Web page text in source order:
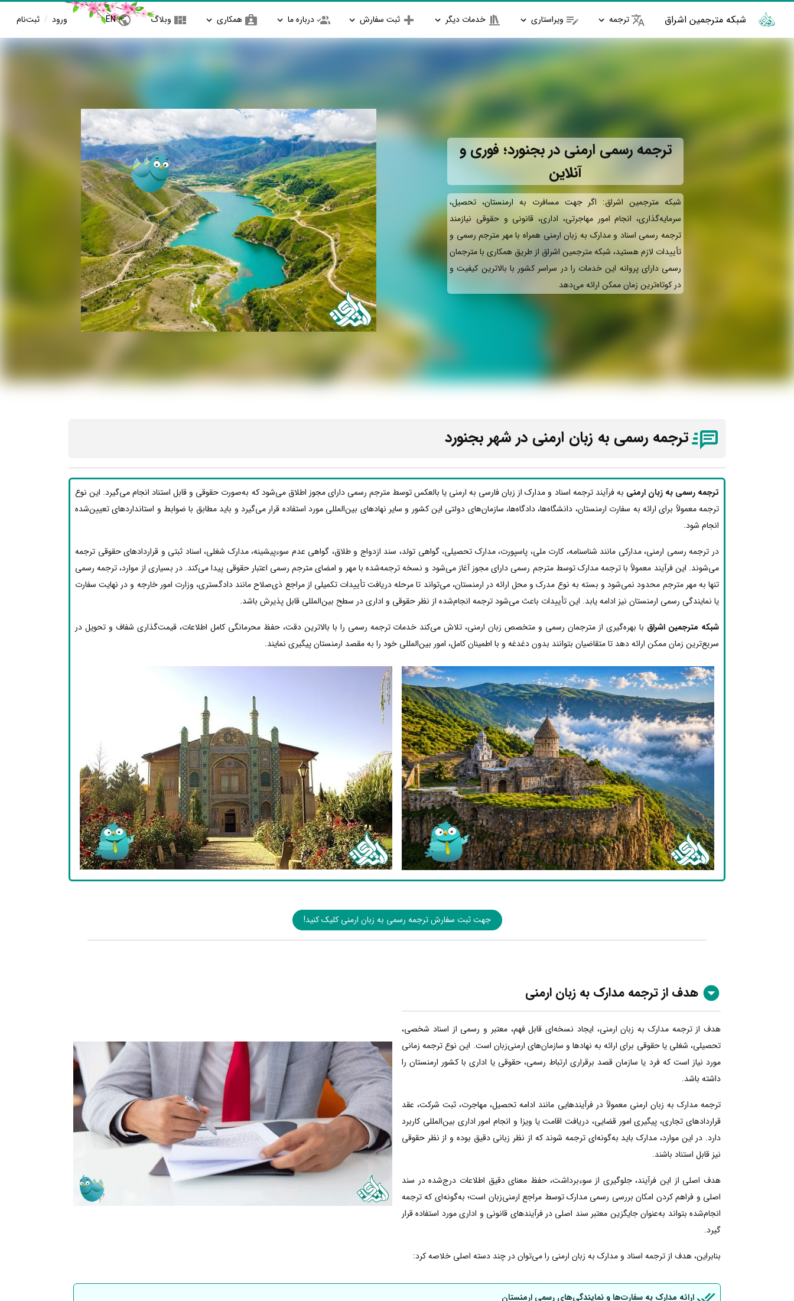
شبکه مترجمین اشراق ترجمه ویراستاری خدمات دیگر ثبت سفارش درباره ما همکاری وبلاگ EN ورود / ثبت‌نام
ترجمه رسمی ارمنی در بجنورد؛ فوری و
آنلاین
شبکه مترجمین اشراق: اگر جهت مسافرت به ارمنستان، تحصیل،
سرمایه‌گذاری، انجام امور مهاجرتی، اداری، قانونی و حقوقی نیازمند
ترجمه رسمی اسناد و مدارک به زبان ارمنی همراه با مهر مترجم رسمی و
تأییدات لازم هستید، شبکه مترجمین اشراق از طریق همکاری با مترجمان
رسمی دارای پروانه این خدمات را در سراسر کشور با بالاترین کیفیت و
در کوتاه‌ترین زمان ممکن ارائه می‌دهد
ترجمه رسمی به زبان ارمنی در شهر بجنورد
ترجمه رسمی به زبان ارمنی به فرآیند ترجمه اسناد و مدارک از زبان فارسی به ارمنی یا بالعکس توسط مترجم رسمی دارای مجوز اطلاق می‌شود که به‌صورت حقوقی و قابل استناد انجام می‌گیرد. این نوع
ترجمه معمولاً برای ارائه به سفارت ارمنستان، دانشگاه‌ها، دادگاه‌ها، سازمان‌های دولتی این کشور و سایر نهادهای بین‌المللی مورد استفاده قرار می‌گیرد و باید مطابق با ضوابط و استانداردهای تعیین‌شده
انجام شود.
در ترجمه رسمی ارمنی، مدارکی مانند شناسنامه، کارت ملی، پاسپورت، مدارک تحصیلی، گواهی تولد، سند ازدواج و طلاق، گواهی عدم سوءپیشینه، مدارک شغلی، اسناد ثبتی و قراردادهای حقوقی ترجمه
می‌شوند. این فرآیند معمولاً با ترجمه مدارک توسط مترجم رسمی دارای مجوز آغاز می‌شود و نسخه ترجمه‌شده با مهر و امضای مترجم رسمی اعتبار حقوقی پیدا می‌کند. در بسیاری از موارد، ترجمه رسمی
تنها به مهر مترجم محدود نمی‌شود و بسته به نوع مدرک و محل ارائه در ارمنستان، می‌تواند تا مرحله دریافت تأییدات تکمیلی از مراجع ذی‌صلاح مانند دادگستری، وزارت امور خارجه و در نهایت سفارت
یا نمایندگی رسمی ارمنستان نیز ادامه یابد. این تأییدات باعث می‌شود ترجمه انجام‌شده از نظر حقوقی و اداری در سطح بین‌المللی قابل پذیرش باشد.
شبکه مترجمین اشراق با بهره‌گیری از مترجمان رسمی و متخصص زبان ارمنی، تلاش می‌کند خدمات ترجمه رسمی را با بالاترین دقت، حفظ محرمانگی کامل اطلاعات، قیمت‌گذاری شفاف و تحویل در
سریع‌ترین زمان ممکن ارائه دهد تا متقاضیان بتوانند بدون دغدغه و با اطمینان کامل، امور بین‌المللی خود را به مقصد ارمنستان پیگیری نمایند.
جهت ثبت سفارش ترجمه رسمی به زبان ارمنی کلیک کنید!
هدف از ترجمه مدارک به زبان ارمنی
هدف از ترجمه مدارک به زبان ارمنی، ایجاد نسخه‌ای قابل فهم، معتبر و رسمی از اسناد شخصی،
تحصیلی، شغلی یا حقوقی برای ارائه به نهادها و سازمان‌های ارمنی‌زبان است. این نوع ترجمه زمانی
مورد نیاز است که فرد یا سازمان قصد برقراری ارتباط رسمی، حقوقی یا اداری با کشور ارمنستان را
داشته باشد.
ترجمه مدارک به زبان ارمنی معمولاً در فرآیندهایی مانند ادامه تحصیل، مهاجرت، ثبت شرکت، عقد
قراردادهای تجاری، پیگیری امور قضایی، دریافت اقامت یا ویزا و انجام امور اداری بین‌المللی کاربرد
دارد. در این موارد، مدارک باید به‌گونه‌ای ترجمه شوند که از نظر زبانی دقیق بوده و از نظر حقوقی
نیز قابل استناد باشند.
هدف اصلی از این فرآیند، جلوگیری از سوءبرداشت، حفظ معنای دقیق اطلاعات درج‌شده در سند
اصلی و فراهم کردن امکان بررسی رسمی مدارک توسط مراجع ارمنی‌زبان است؛ به‌گونه‌ای که ترجمه
انجام‌شده بتواند به‌عنوان جایگزین معتبر سند اصلی در فرآیندهای قانونی و اداری مورد استفاده قرار
گیرد.
بنابراین، هدف از ترجمه اسناد و مدارک به زبان ارمنی را می‌توان در چند دسته اصلی خلاصه کرد:
ارائه مدارک به سفارت‌ها و نمایندگی‌های رسمی ارمنستان